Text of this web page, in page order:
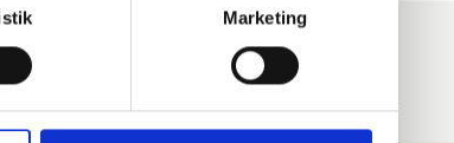
Marketing